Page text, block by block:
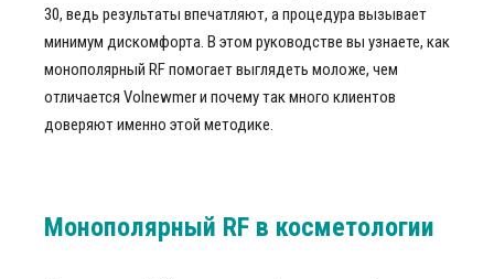
30, ведь результаты впечатляют, а процедура вызывает
минимум дискомфорта. В этом руководстве вы узнаете, как
монополярный RF помогает выглядеть моложе, чем
отличается Volnewmer и почему так много клиентов
доверяют именно этой методике.
Монополярный RF в косметологии